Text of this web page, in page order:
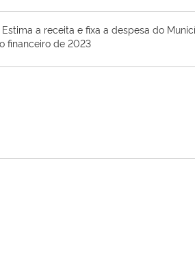
Estima a receita e fixa a despesa do
financeiro de 2023